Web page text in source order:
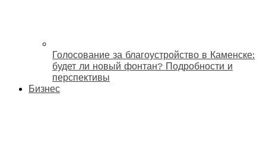
Голосование за благоустройство в Каменске:
будет ли новый фонтан? Подробности и
перспективы
Бизнес